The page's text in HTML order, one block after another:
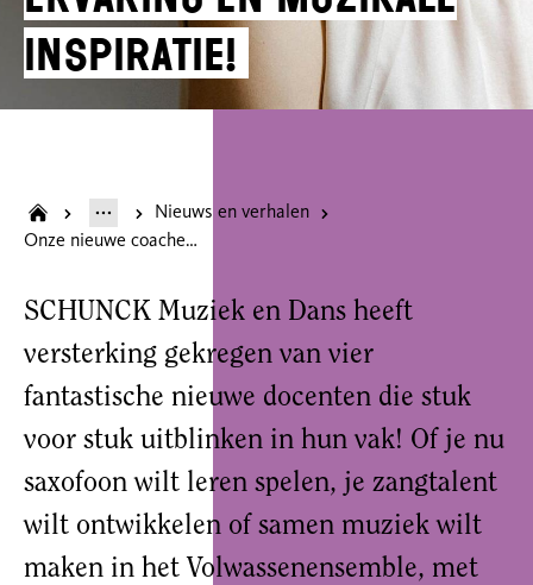
inspiratie!
Nieuws en verhalen
Onze nieuwe coaches brengen passie, ervaring en muzikale inspiratie!
SCHUNCK Muziek en Dans heeft
versterking gekregen van vier
fantastische nieuwe docenten die stuk
voor stuk uitblinken in hun vak! Of je nu
saxofoon wilt leren spelen, je zangtalent
wilt ontwikkelen of samen muziek wilt
maken in het Volwassenensemble, met